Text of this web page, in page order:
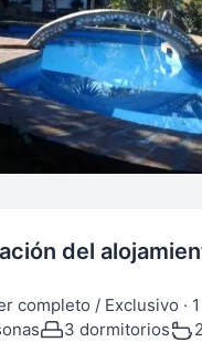
del
completo / Exclusivo ·
3 dormitorios